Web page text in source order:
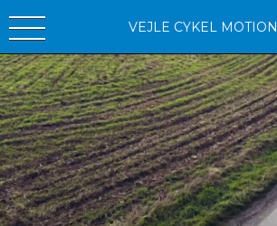
VEJLE CYKEL MOTION